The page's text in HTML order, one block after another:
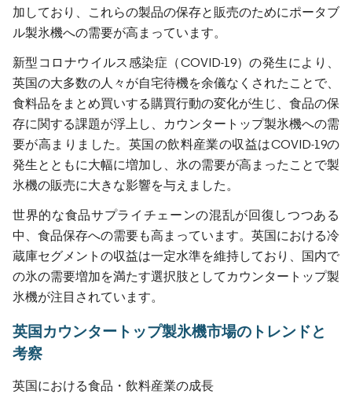
加しており、これらの製品の保存と販売のためにポータブ
ル製氷機への需要が高まっています。
新型コロナウイルス感染症（COVID-19）の発生により、
英国の大多数の人々が自宅待機を余儀なくされたことで、
食料品をまとめ買いする購買行動の変化が生じ、食品の保
存に関する課題が浮上し、カウンタートップ製氷機への需
要が高まりました。英国の飲料産業の収益はCOVID-19の
発生とともに大幅に増加し、氷の需要が高まったことで製
氷機の販売に大きな影響を与えました。
世界的な食品サプライチェーンの混乱が回復しつつある
中、食品保存への需要も高まっています。英国における冷
蔵庫セグメントの収益は一定水準を維持しており、国内で
の氷の需要増加を満たす選択肢としてカウンタートップ製
氷機が注目されています。
英国カウンタートップ製氷機市場のトレンドと
考察
英国における食品・飲料産業の成長